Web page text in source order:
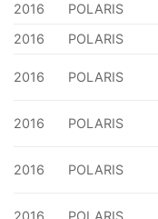
2016
POLARIS
2016
POLARIS
2016 POLARIS
2016 POLARIS
2016 POLARIS